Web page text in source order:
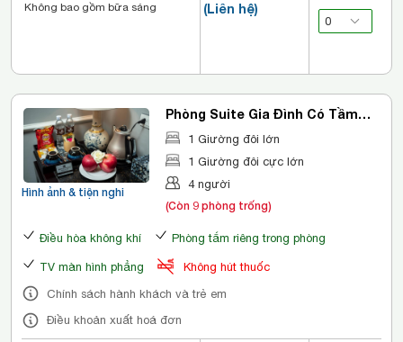
(Liên hệ)
Không bao gồm bữa sáng
Hình ảnh & tiện nghi
Phòng Suite Gia Đình Có Tầm
Nhìn1 Giường đôi lớn
1 Giường đôi cực lớn
4 người
(Còn 9 phòng trống)
Điều hòa không khí Phòng tắm riêng trong phòng
TV màn hình phẳng
Không hút thuốc
Chính sách hành khách và trẻ em
Điều khoản xuất hoá đơn